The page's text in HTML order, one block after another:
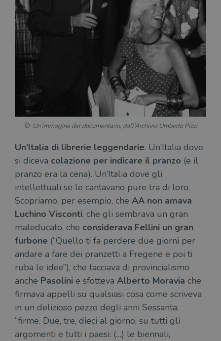
Un’immagine dal documentario, dall’Archivio Umberto Pizzi
Un’Italia di librerie leggendarie. Un’Italia dove
si diceva colazione per indicare il pranzo (e il
pranzo era la cena). Un’Italia dove gli
intellettuali se le cantavano pure tra di loro.
Scopriamo, per esempio, che AA non amava
Luchino Visconti, che gli sembrava un gran
maleducato, che considerava Fellini un gran
furbone (“Quello ti fa perdere due giorni per
andare a fare dei pranzetti a Fregene e poi ti
ruba le idee”), che tacciava di provincialismo
anche Pasolini e sfotteva Alberto Moravia che
firmava appelli su qualsiasi cosa come scriveva
in un delizioso pezzo degli anni Sessanta:
“firme. Due, tre, dieci al giorno, su tutti gli
argomenti e tutti i paesi: (…) le biennali,